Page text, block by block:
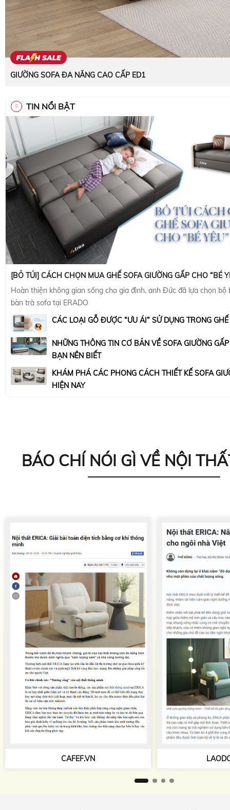
GIƯỜNG SOFA ĐA NĂNG CAO CẤP ED1
TIN NỔI BẬT
[BỎ TÚI] CÁCH CHỌN MUA GHẾ SOFA GIƯỜNG GẤP CHO “BÉ
Hoàn thiện không gian sống cho gia đình, anh Đức đã lựa chọn bộ
bàn trà sofa tại ERADO
CÁC LOẠI GỖ ĐƯỢC “ƯU ÁI” SỬ DỤNG TRONG
NHỮNG THÔNG TIN CƠ BẢN VỀ SOFA GIƯỜNG
BẠN NÊN BIẾT
KHÁM PHÁ CÁC PHONG CÁCH THIẾT KẾ SOFA
HIỆN NAY
BÁO CHÍ NÓI GÌ VỀ NỘI
LAODONG.VN